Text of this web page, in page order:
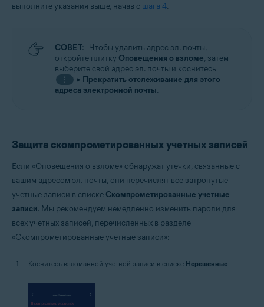
выполните указания выше, начав с шага 4.
СОВЕТ: Чтобы удалить адрес эл. почты,
откройте плитку Оповещения о взломе, затем
выберите свой адрес эл. почты и коснитесь
⋮ ▸ Прекратить отслеживание для этого
адреса электронной почты.
Защита скомпрометированных учетных записей
Если «Оповещения о взломе» обнаружат утечки, связанные с
вашим адресом эл. почты, они перечислят все затронутые
учетные записи в списке Скомпрометированные учетные
записи. Мы рекомендуем немедленно изменить пароли для
всех учетных записей, перечисленных в разделе
«Скомпрометированные учетные записи»:
Коснитесь взломанной учетной записи в списке Нерешенные